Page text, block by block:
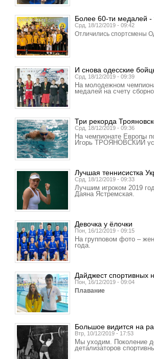
Более 60-ти медалей -
Срд, 18/12/2019 - 09:42
Отличились спортсмены
И снова одесские
Срд, 18/12/2019 - 09:39
На молодежном
медалей на счету
Три рекорда
Срд, 18/12/2019 - 09:36
На чемпионате Европы
Игорь ТРОЯНОВСКИЙ
Лучшая теннисистка
Срд, 18/12/2019 - 09:33
Лучшим игроком 2019
Даяна Ястремская.
Девочка у ёлочки
Пон, 16/12/2019 - 09:15
На групповом фото –
года.
Дайджест спортивных
Пон, 16/12/2019 - 09:04
Плавание
Большое видится на
Втр, 10/12/2019 - 17:53
Мы уходим. Поколение
детализаторов